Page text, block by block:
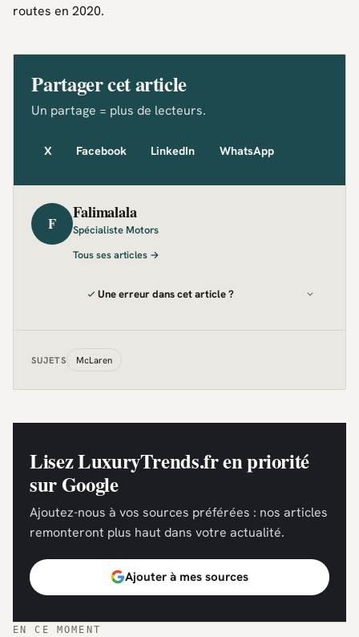
routes en 2020.
Partager cet article
Un partage = plus de lecteurs.
X Facebook LinkedIn WhatsApp
F
Falimalala
Spécialiste Motors
Tous ses articles →
Une erreur dans cet article ?
SUJETS McLaren
Lisez LuxuryTrends.fr en priorité
sur Google
Ajoutez-nous à vos sources préférées : nos articles
remonteront plus haut dans votre actualité.
Ajouter à mes sources
EN CE MOMENT